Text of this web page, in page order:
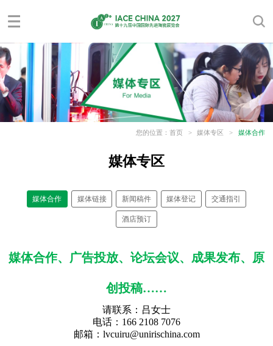
您的位置： 首页 > 媒体专区 > 媒体合作
媒体专区
媒体合作 媒体链接 新闻稿件 媒体登记 交通指引
酒店预订
媒体合作、广告投放、论坛会议、成果发布、原
创投稿……
请联系： 吕女士
电话： 166 2108 7076
邮箱： lvcuiru@unirischina.com